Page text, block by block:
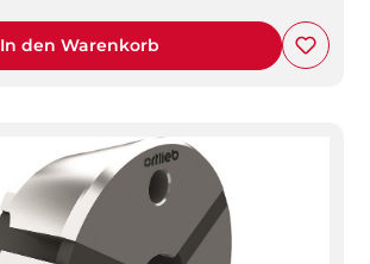
In den Warenkorb